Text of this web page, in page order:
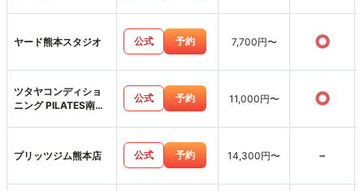
ヤード熊本スタジオ 公式 予約 7,700円〜 ○
ツタヤコンディショ
ニング PILATES南熊
公式 予約 11,000円〜 ○
プリッツジム熊本店 公式 予約 14,300円〜 -